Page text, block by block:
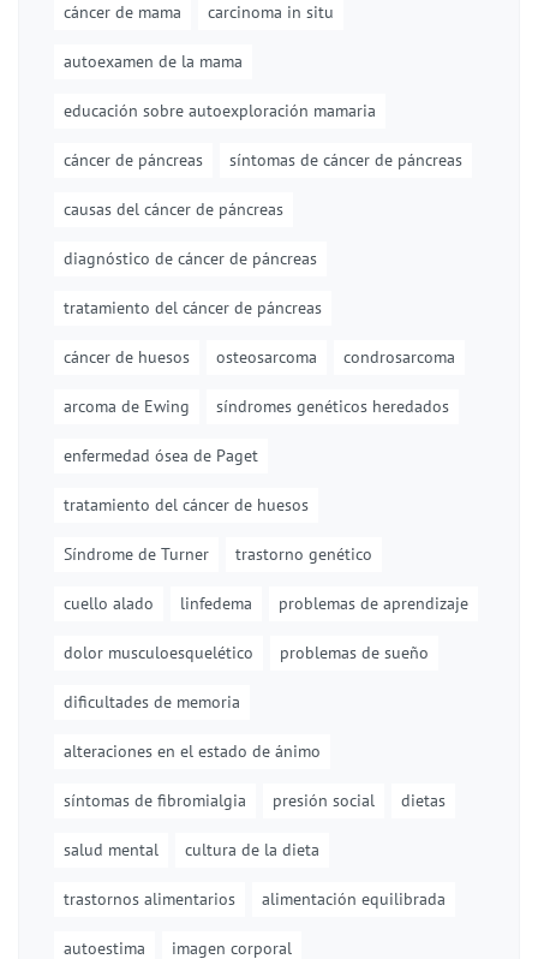
cáncer de mama carcinoma in situ
autoexamen de la mama
educación sobre autoexploración mamaria
cáncer de páncreas síntomas de cáncer de páncreas
causas del cáncer de páncreas
diagnóstico de cáncer de páncreas
tratamiento del cáncer de páncreas
cáncer de huesos osteosarcoma condrosarcoma
arcoma de Ewing síndromes genéticos heredados
enfermedad ósea de Paget
tratamiento del cáncer de huesos
Síndrome de Turner trastorno genético
cuello alado linfedema problemas de aprendizaje
dolor musculoesquelético problemas de sueño
dificultades de memoria
alteraciones en el estado de ánimo
síntomas de fibromialgia presión social dietas
salud mental cultura de la dieta
trastornos alimentarios alimentación equilibrada
autoestima imagen corporal